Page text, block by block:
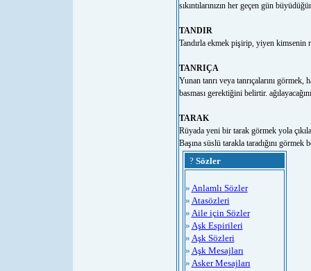
sıkıntılarınızın her geçen gün
TANDIR
Tandırla ekmek pişirip, yiyen kimsenin
TANRIÇA
Yunan tanrı veya tanrıçalarını görmek,
basması gerektiğini belirtir.
TARAK
Rüyada yeni bir tarak görmek yola
Başına süslü tarakla taradığını
? Sözler
» Anlamlı Sözler
» Atasözleri
» Aile için Sözler
» Aşk Espirileri
» Aşk Sözleri
» Aşk Mesajları
» Asker Mesajları